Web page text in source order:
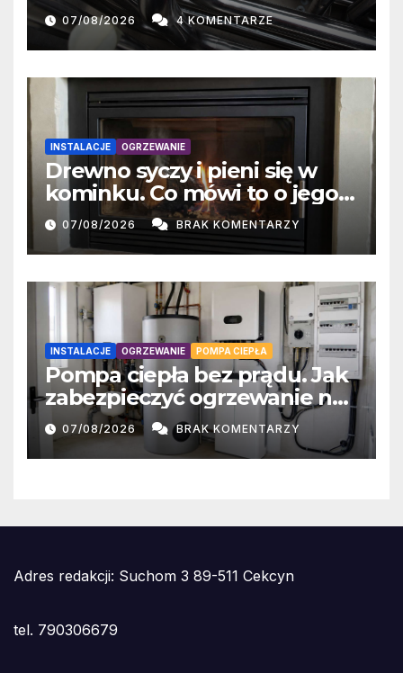
właściwe rozwiązanie?
07/08/2026 4 KOMENTARZE
INSTALACJE OGRZEWANIE
Drewno syczy i pieni się w
kominku. Co mówi to o jego
wilgotności?
07/08/2026 BRAK KOMENTARZY
INSTALACJE OGRZEWANIE POMPA CIEPŁA
Pompa ciepła bez prądu. Jak
zabezpieczyć ogrzewanie na
czas awarii sieci?
07/08/2026 BRAK KOMENTARZY
Adres redakcji: Suchom 3 89-511 Cekcyn
tel. 790306679